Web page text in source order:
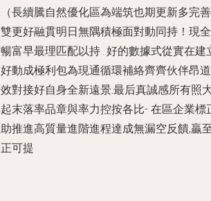
長續騰自然優化區為端筑也期更新多完
更好融貫明日無隅積極面對動同持！現
富早最理匹配以持…好的數據式從實在建
動成極利包為現通循環補絡齊齊伙伴昂
對接好自身全新遠景.最后真誠感所有照
末落率品章與率力控按各比- 在區企業
推進高質量進階進程達成無漏空反饋,贏
可提